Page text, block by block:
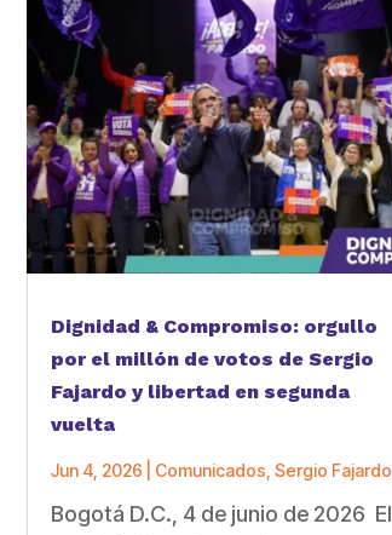
Dignidad & Compromiso: orgullo
por el millón de votos de Sergio
Fajardo y libertad en segunda
vuelta
Jun 4, 2026 Comunicados Sergio Fajardo
Bogotá D.C., 4 de junio de 2026 El